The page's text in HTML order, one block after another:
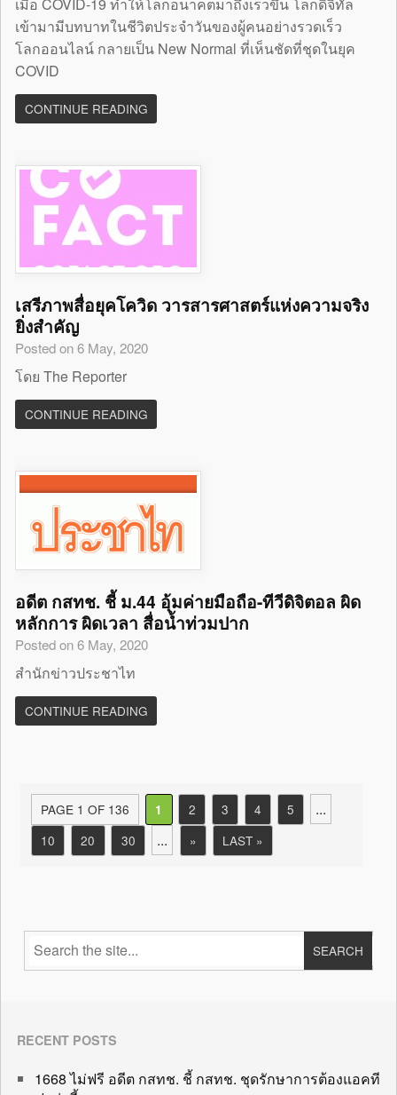
เมื่อ COVID-19 ทำให้โลกอนาคตมาถึงเร็วขึ้น โลกดิจิทัล
เข้ามามีบทบาทในชีวิตประจำวันของผู้คนอย่างรวดเร็ว
โลกออนไลน์ กลายเป็น New Normal ที่เห็นชัดที่ชุดในยุค
COVID
CONTINUE READING
เสรีภาพสื่อยุคโควิด วารสารศาสตร์แห่งความจริง
ยิ่งสำคัญ
Posted on 6 May, 2020
โดย The Reporter
CONTINUE READING
อดีต กสทช. ชี้ ม.44 อุ้มค่ายมือถือ-ทีวีดิจิตอล ผิด
หลักการ ผิดเวลา สื่อน้ำท่วมปาก
Posted on 6 May, 2020
สำนักข่าวประชาไท
CONTINUE READING
PAGE 1 OF 136 1 2 3 4 5 ...
10 20 30 ... » LAST »
RECENT POSTS
1668 ไม่ฟรี อดีต กสทช. ชี้ กสทช. ชุดรักษาการต้องแอคที